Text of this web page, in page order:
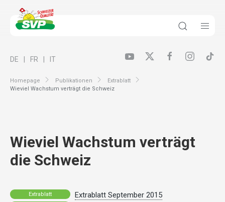
Homepage Publikationen
Extrablatt
Wieviel Wachstum verträgt die Schweiz
DE FR IT
Wieviel Wachstum verträgt
die Schweiz
Extrablatt Extrablatt September 2015